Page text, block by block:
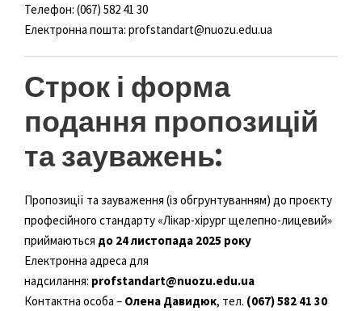
Телефон: (067) 582 41 30
Електронна пошта: profstandart@nuozu.edu.ua
Строк і форма
подання пропозицій
та зауважень:
Пропозиції та зауваження (із обгрунтуванням) до проєкту
професійного стандарту «Лікар-хірург щелепно-лицевий»
приймаються до 24 листопада 2025 року
Електронна адреса для
надсилання: profstandart@nuozu.edu.ua
Контактна особа – Олена Давидюк, тел. (067) 582 41 30